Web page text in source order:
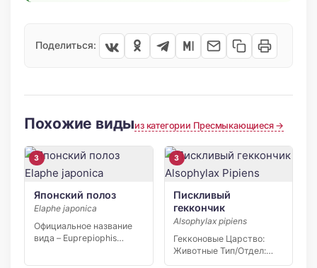
Поделиться:
Похожие видыиз категории Пресмыкающиеся →
3
Японский полоз
Elaphe japonica
Официальное название
вида – Euprepiophis
3
Пискливый
геккончик
Alsophylax pipiens
Гекконовые Царство:
Животные Тип/Отдел: